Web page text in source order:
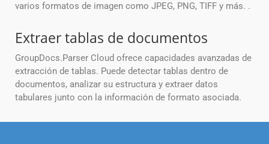
varios formatos de imagen como JPEG, PNG, TIFF y más. .
Extraer tablas de documentos
GroupDocs.Parser Cloud ofrece capacidades avanzadas de
extracción de tablas. Puede detectar tablas dentro de
documentos, analizar su estructura y extraer datos
tabulares junto con la información de formato asociada.